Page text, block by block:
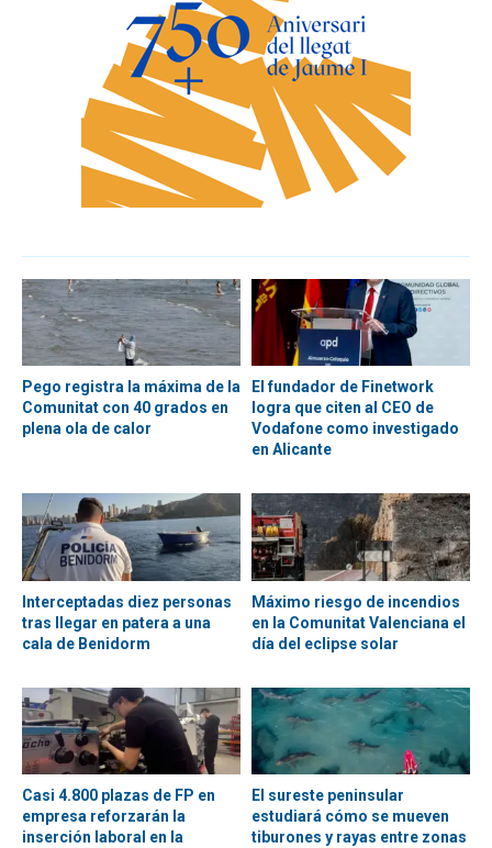
Pego registra la máxima de la
Comunitat con 40 grados en
plena ola de calor
El fundador de Finetwork
logra que citen al CEO de
Vodafone como investigado
en Alicante
Interceptadas diez personas
tras llegar en patera a una
cala de Benidorm
Máximo riesgo de incendios
en la Comunitat Valenciana el
día del eclipse solar
Casi 4.800 plazas de FP en
empresa reforzarán la
inserción laboral en la
El sureste peninsular
estudiará cómo se mueven
tiburones y rayas entre zonas